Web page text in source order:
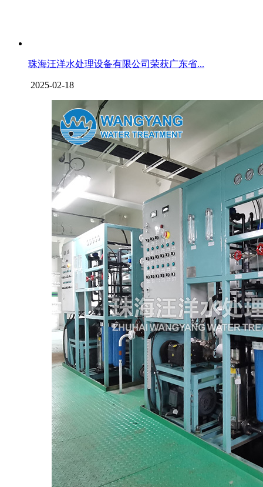
珠海汪洋水处理设备有限公司荣获广东省...
2025-02-18